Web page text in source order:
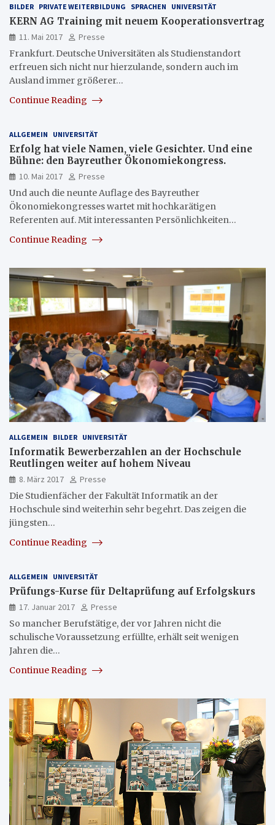
BILDER PRIVATE WEITERBILDUNG SPRACHEN UNIVERSITÄT
KERN AG Training mit neuem Kooperationsvertrag
11. Mai 2017
Presse
Frankfurt. Deutsche Universitäten als Studienstandort
erfreuen sich nicht nur hierzulande, sondern auch im
Ausland immer größerer…
Continue Reading
ALLGEMEIN UNIVERSITÄT
Erfolg hat viele Namen, viele Gesichter. Und eine
Bühne: den Bayreuther Ökonomiekongress.
10. Mai 2017
Presse
Und auch die neunte Auflage des Bayreuther
Ökonomiekongresses wartet mit hochkarätigen
Referenten auf. Mit interessanten Persönlichkeiten…
Continue Reading
ALLGEMEIN BILDER UNIVERSITÄT
Informatik Bewerberzahlen an der Hochschule
Reutlingen weiter auf hohem Niveau
8. März 2017
Presse
Die Studienfächer der Fakultät Informatik an der
Hochschule sind weiterhin sehr begehrt. Das zeigen die
jüngsten…
Continue Reading
ALLGEMEIN UNIVERSITÄT
Prüfungs-Kurse für Deltaprüfung auf Erfolgskurs
17. Januar 2017
Presse
So mancher Berufstätige, der vor Jahren nicht die
schulische Voraussetzung erfüllte, erhält seit wenigen
Jahren die…
Continue Reading